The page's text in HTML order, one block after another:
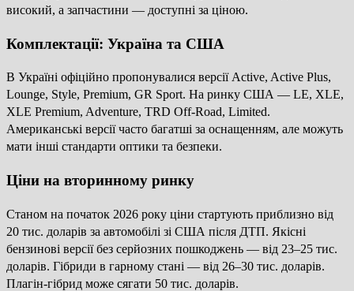
високий, а запчастини — доступні за ціною.
Комплектації: Україна та США
В Україні офіційно пропонувалися версії Active, Active Plus,
Lounge, Style, Premium, GR Sport. На ринку США — LE, XLE,
XLE Premium, Adventure, TRD Off-Road, Limited.
Американські версії часто багатші за оснащенням, але можуть
мати інші стандарти оптики та безпеки.
Ціни на вторинному ринку
Станом на початок 2026 року ціни стартують приблизно від
20 тис. доларів за автомобілі зі США після ДТП. Якісні
бензинові версії без серйозних пошкоджень — від 23–25 тис.
доларів. Гібриди в гарному стані — від 26–30 тис. доларів.
Плагін-гібрид може сягати 50 тис. доларів.